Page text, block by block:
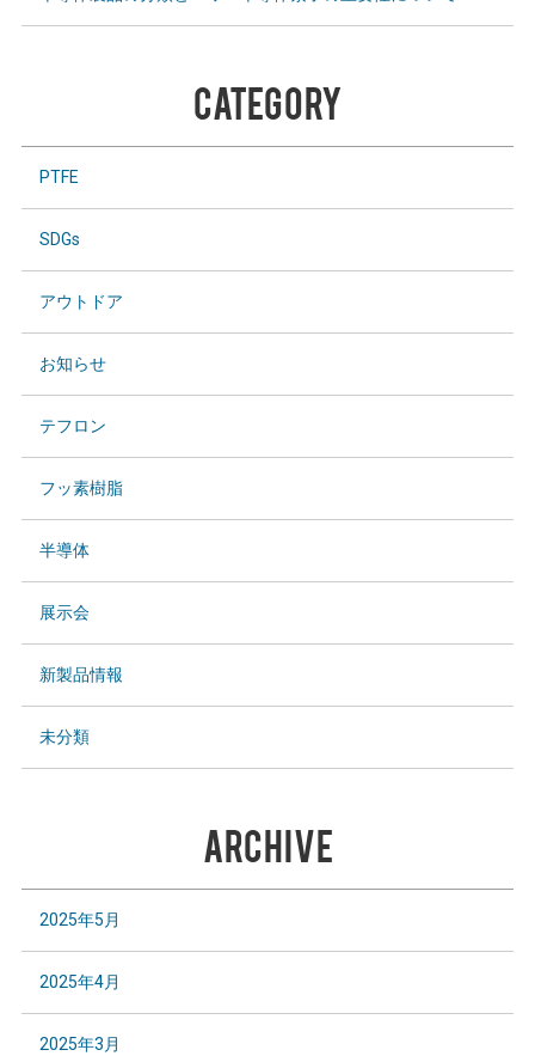
CATEGORY
PTFE
SDGs
アウトドア
お知らせ
テフロン
フッ素樹脂
半導体
展示会
新製品情報
未分類
ARCHIVE
2025年5月
2025年4月
2025年3月